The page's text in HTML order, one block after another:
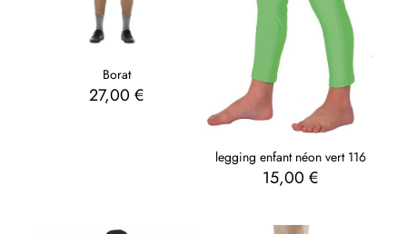
Borat
27,00€
legging enfant néon vert 116
15,00 €